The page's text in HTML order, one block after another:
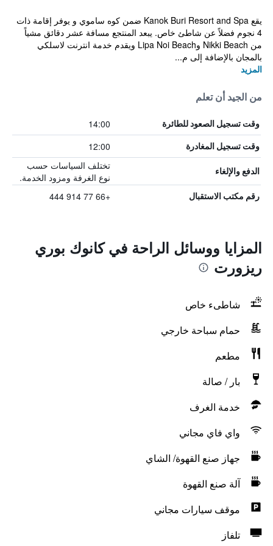
يقع Kanok Buri Resort and Spa ضمن كوه ساموي و يوفر إقامة ذات
4 نجوم فضلاً عن شاطئ خاص. يبعد المنتجع مسافة عشر دقائق مشياً
من Nikki Beach وLipa Noi Beach ويقدم خدمة انترنت لاسلكي
بالمجان بالإضافة إلى م...
المزيد
من الجيد أن تعلم
وقت تسجيل الصعود للطائرة 14:00
وقت تسجيل المغادرة 12:00
الدفع والإلغاء
تختلف السياسات حسب
نوع الغرفة ومزود الخدمة.
رقم مكتب الاستقبال +66 77 914 444
المزايا ووسائل الراحة في كانوك بوري
ريزورت
شاطىء خاص
حمام سباحة خارجي
مطعم
بار / صالة
خدمة الغرف
واي فاي مجاني
جهاز صنع القهوة/ الشاي
آلة صنع القهوة
موقف سيارات مجاني
تلفاز